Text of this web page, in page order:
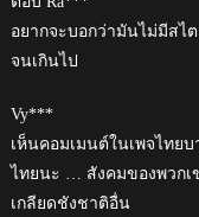
อยากจะบอกว่ามันไม่มีสไ
จนเกินไป
Vy***
เห็นคอมเมนต์ในเพจไทย
ไทยนะ … สังคมของพวกเ
เกลียดชังชาติอื่น